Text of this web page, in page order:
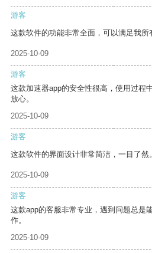
游客
这款软件的功能非常全面，可以满足我所
2025-10-09
游客
这款加速器app的安全性很高，使用过程
放心。
2025-10-09
游客
这款软件的界面设计非常简洁，一目了然。
2025-10-09
游客
这款app的客服非常专业，遇到问题总是
作。
2025-10-09